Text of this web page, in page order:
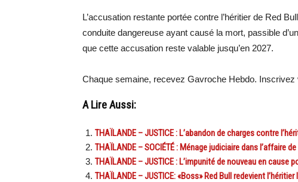
L’accusation restante portée contre l’héritier de Red
conduite dangereuse ayant causé la mort, passible
que cette accusation reste valable jusqu’en 2027.
Chaque semaine, recevez Gavroche Hebdo. Inscrivez
A Lire Aussi:
THAÏLANDE – JUSTICE : L’abandon de charges contre
THAÏLANDE – SOCIÉTÉ : Ménage judiciaire dans l’affaire
THAÏLANDE – JUSTICE : L’impunité de nouveau en cause
THAÏLANDE – JUSTICE: «Boss» Red Bull redevient